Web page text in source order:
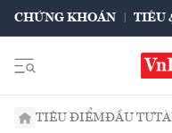
CHỨNG KHOÁN TIÊU
TIÊU ĐIỂMĐẦU TƯ